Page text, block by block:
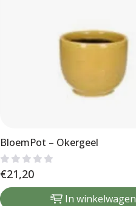
BloemPot – Okergeel
€21,20
In winkelwagen